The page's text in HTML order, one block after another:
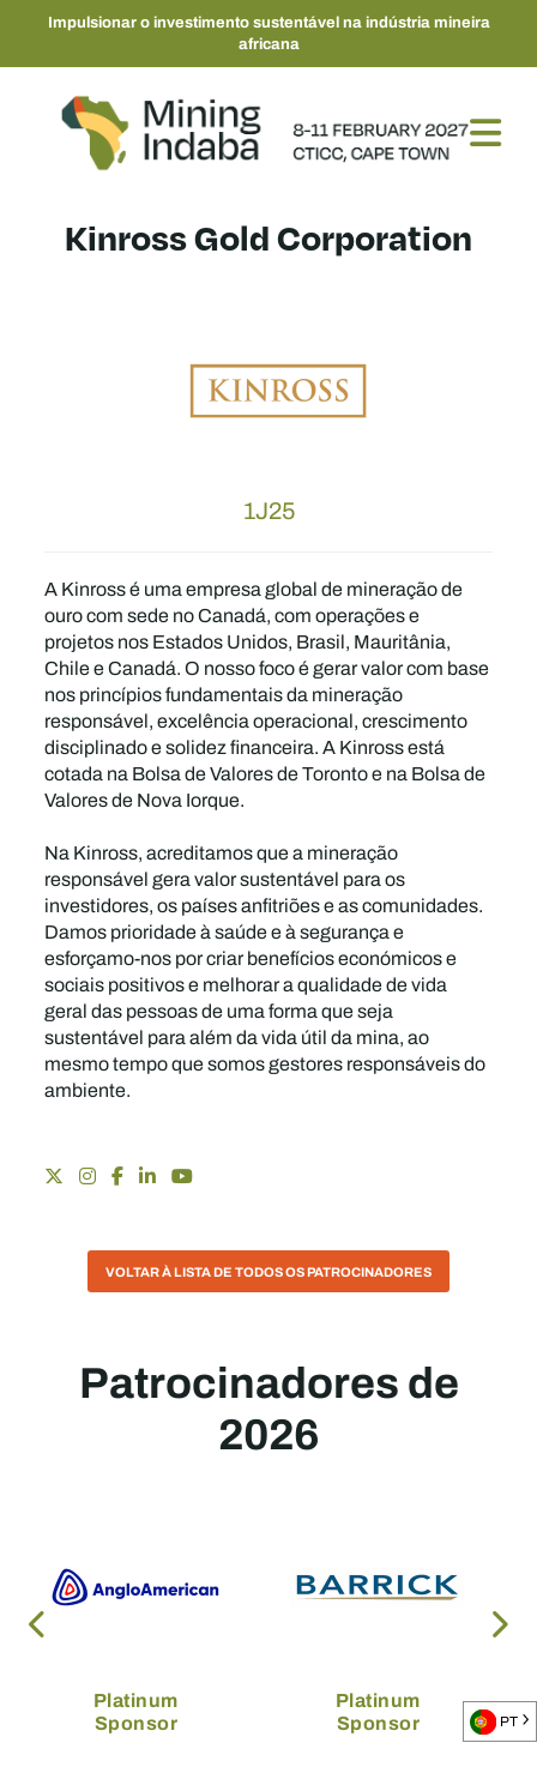
Impulsionar o investimento sustentável na indústria mineira
africana
Kinross Gold Corporation
1J25
A Kinross é uma empresa global de mineração de
ouro com sede no Canadá, com operações e
projetos nos Estados Unidos, Brasil, Mauritânia,
Chile e Canadá. O nosso foco é gerar valor com base
nos princípios fundamentais da mineração
responsável, excelência operacional, crescimento
disciplinado e solidez financeira. A Kinross está
cotada na Bolsa de Valores de Toronto e na Bolsa de
Valores de Nova Iorque.
Na Kinross, acreditamos que a mineração
responsável gera valor sustentável para os
investidores, os países anfitriões e as comunidades.
Damos prioridade à saúde e à segurança e
esforçamo-nos por criar benefícios económicos e
sociais positivos e melhorar a qualidade de vida
geral das pessoas de uma forma que seja
sustentável para além da vida útil da mina, ao
mesmo tempo que somos gestores responsáveis do
ambiente.
VOLTAR À LISTA DE TODOS OS PATROCINADORES
Patrocinadores de
2026
Platinum
Sponsor
Platinum
Sponsor PT